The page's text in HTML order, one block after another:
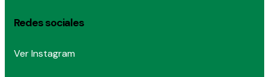
Redes sociales
Ver Instagram